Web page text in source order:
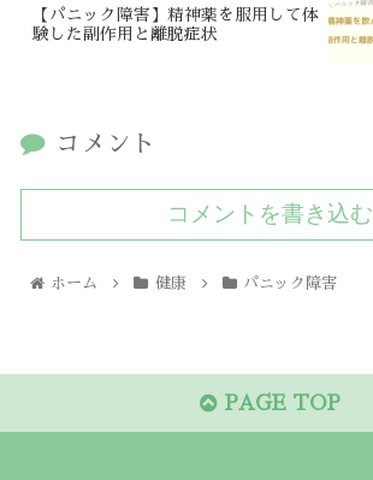
【パニック障害】精神薬を服用して体
験した副作用と離脱症状
コメント
コメントを書き込む
ホーム 健康 パニック障害
PAGE TOP